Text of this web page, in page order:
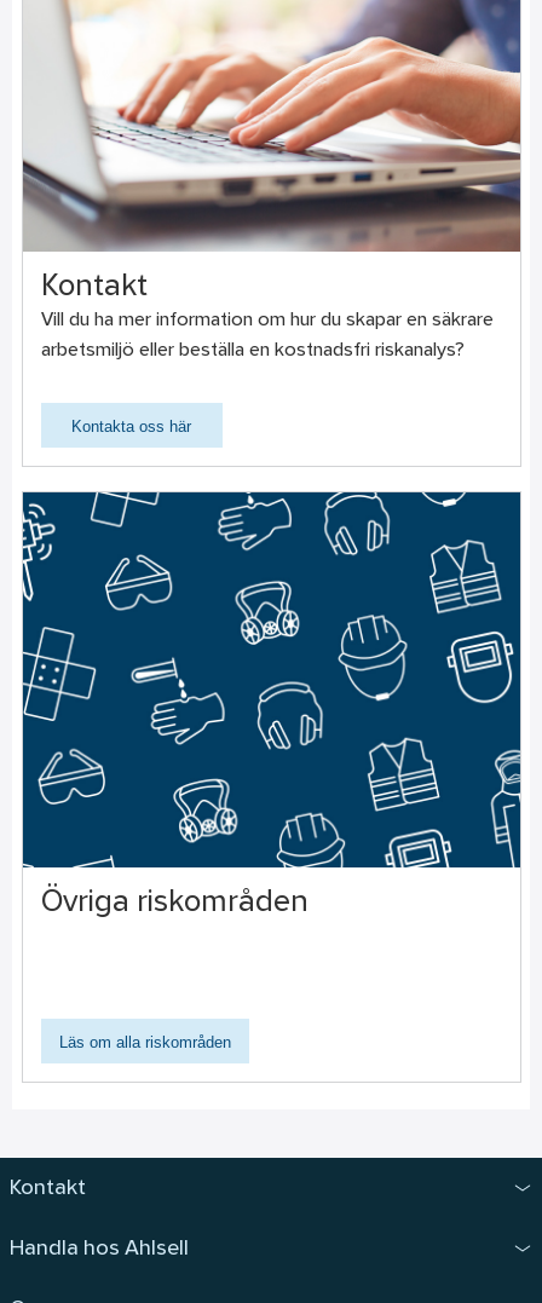
Kontakt
Vill du ha mer information om hur du skapar en säkrare
arbetsmiljö eller beställa en kostnadsfri riskanalys?
Kontakta oss här
Övriga riskområden
Läs om alla riskområden
Kontakt
Handla hos Ahlsell